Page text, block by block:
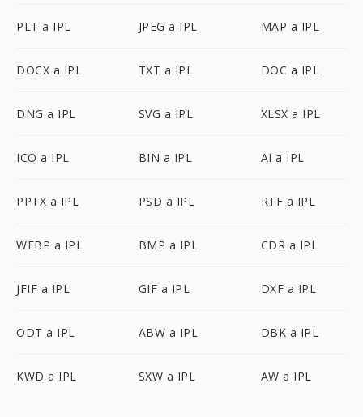
PLT a IPL JPEG a IPL MAP a IPL
DOCX a IPL TXT a IPL DOC a IPL
DNG a IPL SVG a IPL XLSX a IPL
ICO a IPL BIN a IPL AI a IPL
PPTX a IPL PSD a IPL RTF a IPL
WEBP a IPL BMP a IPL CDR a IPL
JFIF a IPL GIF a IPL DXF a IPL
ODT a IPL ABW a IPL DBK a IPL
KWD a IPL SXW a IPL AW a IPL